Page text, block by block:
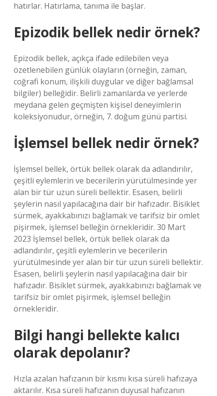
hatırlar. Hatırlama, tanıma ile başlar.
Epizodik bellek nedir örnek?
Epizodik bellek, açıkça ifade edilebilen veya
özetlenebilen günlük olayların (örneğin, zaman,
coğrafi konum, ilişkili duygular ve diğer bağlamsal
bilgiler) belleğidir. Belirli zamanlarda ve yerlerde
meydana gelen geçmişten kişisel deneyimlerin
koleksiyonudur, örneğin, 7. doğum günü partisi.
İşlemsel bellek nedir örnek?
İşlemsel bellek, örtük bellek olarak da adlandırılır,
çeşitli eylemlerin ve becerilerin yürütülmesinde yer
alan bir tür uzun süreli bellektir. Esasen, belirli
şeylerin nasıl yapılacağına dair bir hafızadır. Bisiklet
sürmek, ayakkabınızı bağlamak ve tarifsiz bir omlet
pişirmek, işlemsel belleğin örnekleridir. 30 Mart
2023 İşlemsel bellek, örtük bellek olarak da
adlandırılır, çeşitli eylemlerin ve becerilerin
yürütülmesinde yer alan bir tür uzun süreli bellektir.
Esasen, belirli şeylerin nasıl yapılacağına dair bir
hafızadır. Bisiklet sürmek, ayakkabınızı bağlamak ve
tarifsiz bir omlet pişirmek, işlemsel belleğin
örnekleridir.
Bilgi hangi bellekte kalıcı
olarak depolanır?
Hızla azalan hafızanın bir kısmı kısa süreli hafızaya
aktarılır. Kısa süreli hafızanın duyusal hafızanın